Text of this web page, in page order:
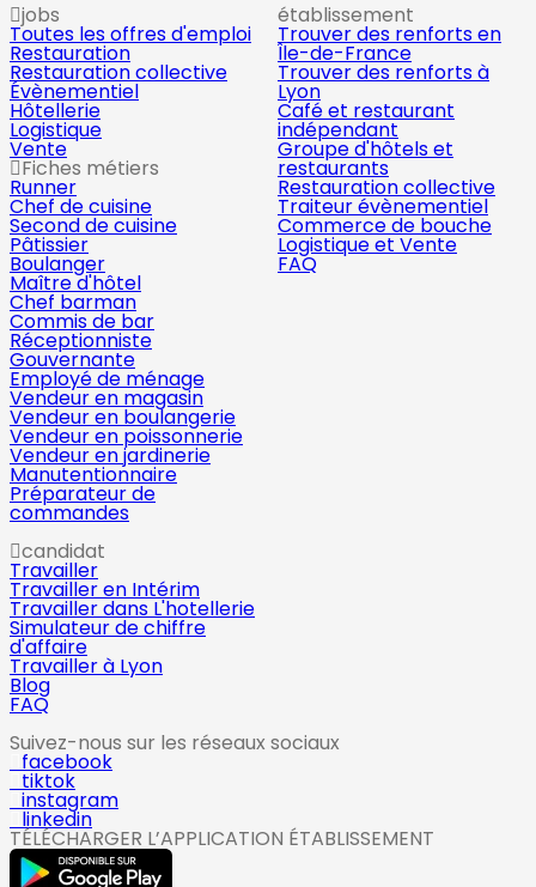
jobs
Toutes les offres d'emploi
Restauration
Restauration collective
Évènementiel
Hôtellerie
Logistique
Vente
Fiches métiers
Runner
Chef de cuisine
Second de cuisine
Pâtissier
Boulanger
Maître d'hôtel
Chef barman
Commis de bar
Réceptionniste
Gouvernante
Employé de ménage
Vendeur en magasin
Vendeur en boulangerie
Vendeur en poissonnerie
Vendeur en jardinerie
Manutentionnaire
Préparateur de
commandes
établissement
Trouver des renforts en
Île-de-France
Trouver des renforts à
Lyon
Café et restaurant
indépendant
Groupe d'hôtels et
restaurants
Restauration collective
Traiteur évènementiel
Commerce de bouche
Logistique et Vente
FAQ
candidat
Travailler
Travailler en Intérim
Travailler dans L'hotellerie
Simulateur de chiffre
d'affaire
Travailler à Lyon
Blog
FAQ
Suivez-nous sur les réseaux sociaux
facebook
tiktok
instagram
linkedin
TÉLÉCHARGER L’APPLICATION ÉTABLISSEMENT